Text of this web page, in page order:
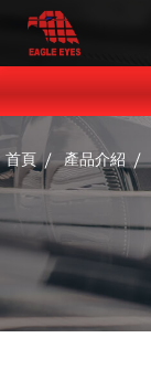
首頁 產品介紹